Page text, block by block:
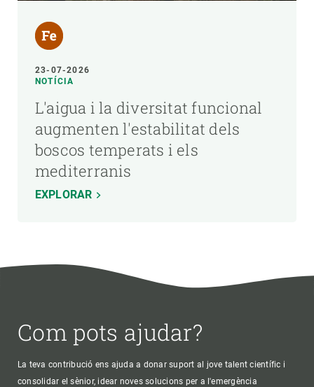
23-07-2026
NOTÍCIA
L'aigua i la diversitat funcional
augmenten l'estabilitat dels
boscos temperats i els
mediterranis
EXPLORAR
Com pots ajudar?
La teva contribució ens ajuda a donar suport al jove talent científic i
consolidar el sènior, idear noves solucions per a l'emergència